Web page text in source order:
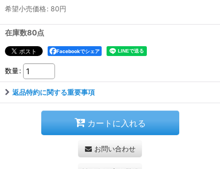
希望小売価格: 80円
在庫数80点
Facebookでシェア
数量:
返品特約に関する重要事項
カートに入れる
お問い合わせ